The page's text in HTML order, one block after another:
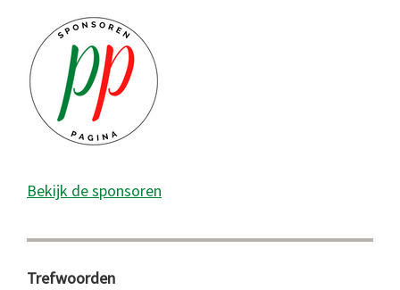
Bekijk de sponsoren
Trefwoorden